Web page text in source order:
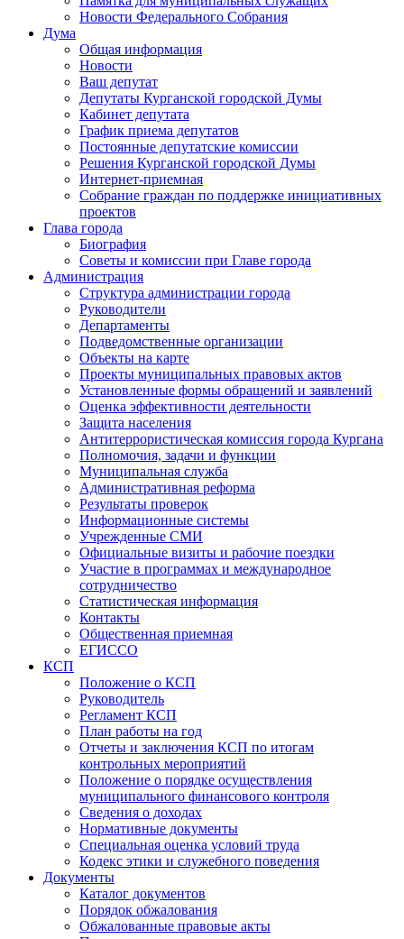
Новости Федерального Cобрания
Дума
Общая информация
Новости
Ваш депутат
Депутаты Курганской городской Думы
Кабинет депутата
График приема депутатов
Постоянные депутатские комиссии
Решения Курганской городской Думы
Интернет-приемная
Собрание граждан по поддержке инициативных
проектов
Глава города
Биография
Советы и комиссии при Главе города
Администрация
Структура администрации города
Руководители
Департаменты
Подведомственные организации
Объекты на карте
Проекты муниципальных правовых актов
Установленные формы обращений и заявлений
Оценка эффективности деятельности
Защита населения
Антитеррористическая комиссия города Кургана
Полномочия, задачи и функции
Муниципальная служба
Административная реформа
Результаты проверок
Информационные системы
Учрежденные СМИ
Официальные визиты и рабочие поездки
Участие в программах и международное
сотрудничество
Статистическая информация
Контакты
Общественная приемная
ЕГИССО
КСП
Положение о КСП
Руководитель
Регламент КСП
План работы на год
Отчеты и заключения КСП по итогам
контрольных мероприятий
Положение о порядке осуществления
муниципального финансового контроля
Сведения о доходах
Нормативные документы
Специальная оценка условий труда
Кодекс этики и служебного поведения
Документы
Каталог документов
Порядок обжалования
Обжалованные правовые акты